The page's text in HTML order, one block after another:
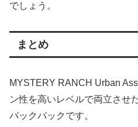
でしょう。
まとめ
MYSTERY RANCH Urban
ン性を高いレベルで両立させ
バックパックです。